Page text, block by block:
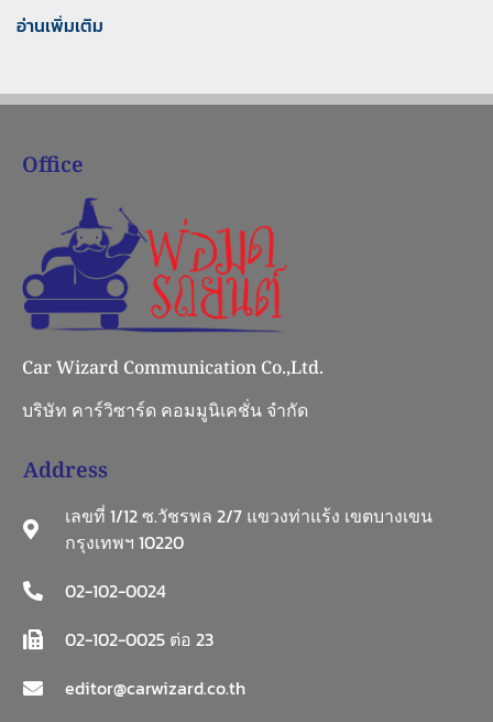
อ่านเพิ่มเติม
Office
Car Wizard Communication Co.,Ltd.
บริษัท คาร์วิซาร์ด คอมมูนิเคชั่น จำกัด
Address
เลขที่ 1/12 ซ.วัชรพล 2/7 แขวงท่าแร้ง เขตบางเขน
กรุงเทพฯ 10220
02-102-0024
02-102-0025 ต่อ 23
editor@carwizard.co.th